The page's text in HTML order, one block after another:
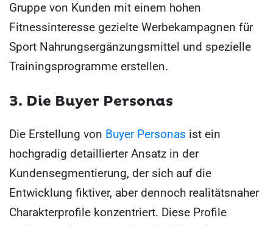
Gruppe von Kunden mit einem hohen
Fitnessinteresse gezielte Werbekampagnen für
Sport Nahrungsergänzungsmittel und spezielle
Trainingsprogramme erstellen.
3. Die Buyer Personas
Die Erstellung von Buyer Personas ist ein
hochgradig detaillierter Ansatz in der
Kundensegmentierung, der sich auf die
Entwicklung fiktiver, aber dennoch realitätsnaher
Charakterprofile konzentriert. Diese Profile